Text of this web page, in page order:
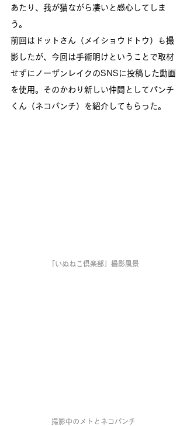
あたり、我が猫ながら凄いと感心してしま
う。
前回はドットさん（メイショウドトウ）も撮
影したが、今回は手術明けということで取材
せずにノーザンレイクのSNSに投稿した動画
を使用。そのかわり新しい仲間としてパンチ
くん（ネコパンチ）を紹介してもらった。
「いぬねこ倶楽部」撮影風景
撮影中のメトとネコパンチ